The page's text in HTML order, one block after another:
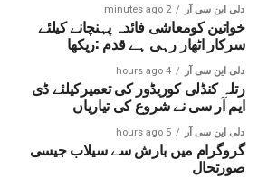
دلی این سی آر 2 minutes ago
خواتین کومعاشی فائدہ پہنچانے کیلئے
سرکار اٹھار رہی ہے قدم :ریکھا
دلی این سی آر 4 hours ago
رتلہ کنڈلی کوریڈور کی تعمیرکیلئے ڈی
ایم آر سی نے شروع کی تیاریاں
دلی این سی آر 5 hours ago
گروگرام میں بارش سے سیلاب جیسی
صورتحال